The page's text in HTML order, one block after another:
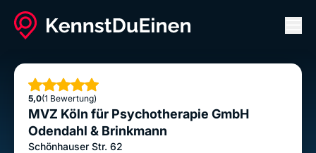
MVZ Köln für Psychotherapie GmbH Odendahl &
Brinkmann
Bewertung abgeben
5,0
Sterne
(1 Bewertung)
MVZ Köln für Psychotherapie GmbH
Odendahl & Brinkmann
Schönhauser Str. 62